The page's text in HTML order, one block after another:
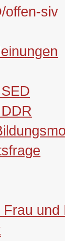
offen-siv
und